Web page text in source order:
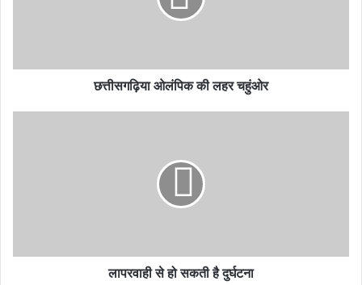
छत्तीसगढ़िया ओलंपिक की लहर चहुंओर
लापरवाही से हो सकती है दुर्घटना